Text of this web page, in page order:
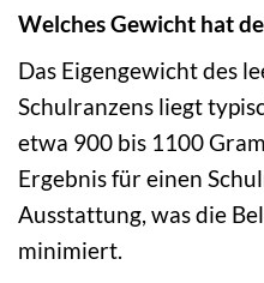
Welches Gewicht hat
Das Eigengewicht des
Schulranzens liegt
etwa 900 bis 1100
Ergebnis für einen
Ausstattung, was die
minimiert.